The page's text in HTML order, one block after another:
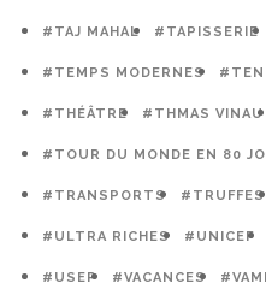
#TAJ MAHAL #TAPISSERIE
#TEMPS MODERNES
#THÉÂTRE #THMAS VINAU
#TOUR DU MONDE EN 80
#TRANSPORTS #TRUFFES
#ULTRA RICHES #UNICEF
#USEP #VACANCES